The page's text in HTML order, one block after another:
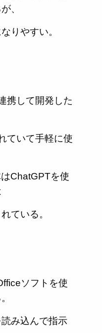
、
りやすい。
携して開発した
ていて手軽に使
ChatGPTを使
ている。
ソフトを使
み込んで指示